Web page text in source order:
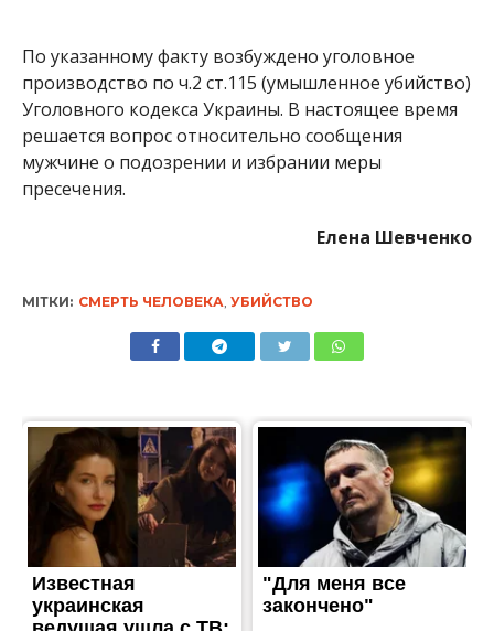
По указанному факту возбуждено уголовное
производство по ч.2 ст.115 (умышленное убийство)
Уголовного кодекса Украины. В настоящее время
решается вопрос относительно сообщения
мужчине о подозрении и избрании меры
пресечения.
Елена Шевченко
МІТКИ: СМЕРТЬ ЧЕЛОВЕКА, УБИЙСТВО